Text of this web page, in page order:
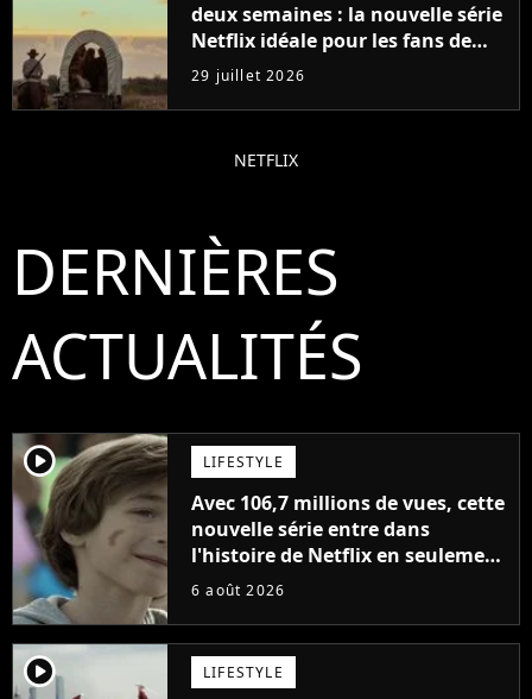
deux semaines : la nouvelle série
Netflix idéale pour les fans de
Yellowstone
29 juillet 2026
NETFLIX
DERNIÈRES
ACTUALITÉS
player2 LIFESTYLE
Avec 106,7 millions de vues, cette
nouvelle série entre dans
l'histoire de Netflix en seulement
48 jours
6 août 2026
player2 LIFESTYLE